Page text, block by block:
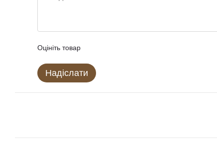
Оцініть товар
Надіслати